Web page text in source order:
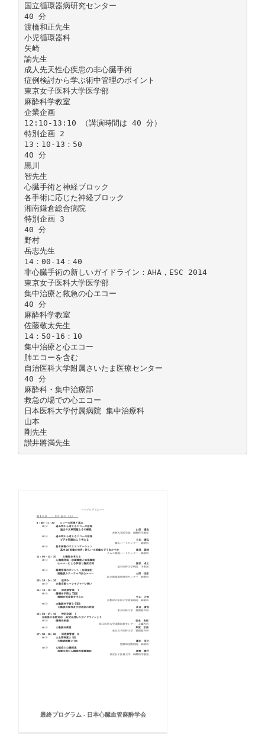
国立循環器病研究センター
40 分
渡橋和正先生
小児循環器科
矢崎
諭先生
成人先天性心疾患の非心臓手術
症例検討から学ぶ術中管理のポイント
東京女子医科大学医学部
麻酔科学教室
企業企画
12:10-13:10 （講演時間は 40 分）
特別企画 2
13：10-13：50
40 分
黒川
智先生
心臓手術と神経ブロック
各手術に応じた神経ブロック
湘南鎌倉総合病院
特別企画 3
40 分
野村
岳志先生
14：00-14：40
非心臓手術の新しいガイドライン：AHA，ESC 2014
東京女子医科大学医学部
集中治療と救急の心エコー
40 分
麻酔科学教室
佐藤敬太先生
14：50-16：10
集中治療と心エコー
肺エコーを含む
自治医科大学附属さいたま医療センター
40 分
麻酔科・集中治療部
救急の場での心エコー
日本医科大学付属病院 集中治療科
山本
剛先生
最終プログラム - 日本心臓血管麻酔学会